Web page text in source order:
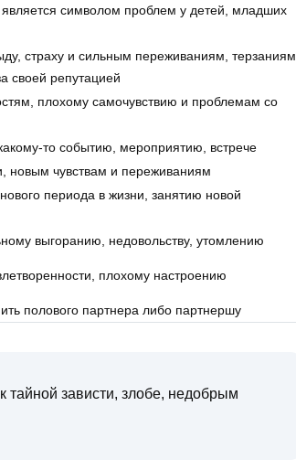
символом проблем у детей, младших
страху и сильным переживаниям, терзаниям
своей репутацией
плохому самочувствию и проблемам со
то событию, мероприятию, встрече
новым чувствам и переживаниям
периода в жизни, занятию новой
выгоранию, недовольству, утомлению
плохому настроению
полового партнера либо партнершу
тайной зависти, злобе, недобрым